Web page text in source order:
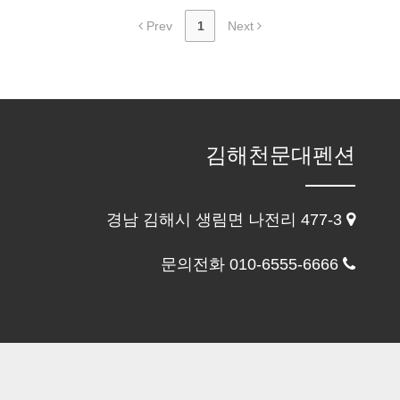
Prev 1 Next
김해천문대펜션
경남 김해시 생림면 나전리 477-3
문의전화 010-6555-6666